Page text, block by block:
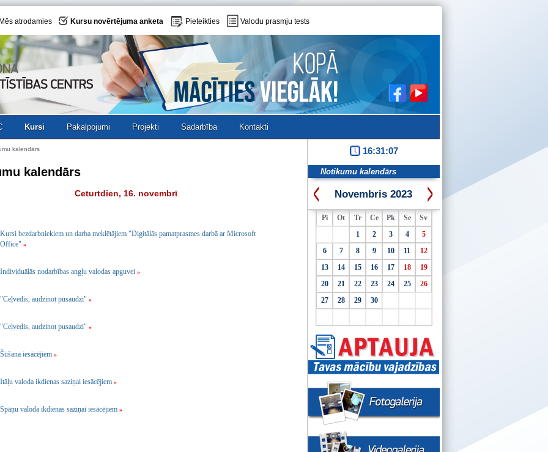
Mēs atrodamies Kursu novērtējuma anketa Pieteikties Valodu prasmju tests
Kursi Pakalpojumi Projekti Sadarbība Kontakti
kalendārs
kalendārs
Ceturtdien, 16. novembrī
Kursi bezdarbniekiem un darba meklētājiem "Digitālās pamatprasmes darbā ar Microsoft
Office" »
Individuālās nodarbības angļu valodas apguvei »
"Ceļvedis, audzinot pusaudzi" »
"Ceļvedis, audzinot pusaudzi" »
Šūšana iesācējiem »
Itāļu valoda ikdienas saziņai iesācējiem »
Spāņu valoda ikdienas saziņai iesācējiem »
16:31:07
Notikumu kalendārs
Novembris 2023
Pi Ot Tr Ce Pk Se
Sv
1
2 3 4
5
6
7 8 9 10 11
12
13
14 15 16 17 18
19
20
21 22 23 24 25
26
27
28 29 30